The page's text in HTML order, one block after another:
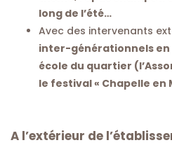
long de l’été…
Avec des intervenants
inter-générationnels
école du quartier
le festival « Chapelle en
A l’extérieur de